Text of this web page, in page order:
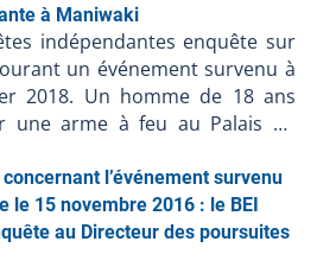
à Maniwaki
indépendantes enquête sur
un événement survenu à
2018. Un homme de 18 ans
une arme à feu au Palais de
renseignements préliminaires
ce qui suit :- Vers 13 h
survenue entre un constable
L’homme aurait réussi à
du constable spécial
l’événement survenu
le 15 novembre 2016 : le BEI
au Directeur des poursuites